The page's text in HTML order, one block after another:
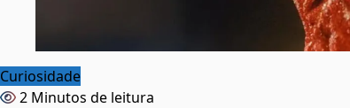
Curiosidade
2 Minutos de leitura